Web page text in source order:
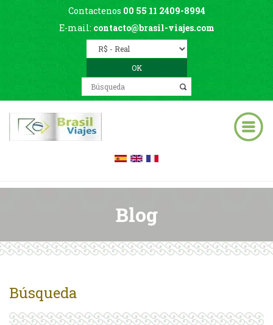
Contactenos 00 55 11 2409-8994
E-mail: contacto@brasil-viajes.com
Blog
Búsqueda